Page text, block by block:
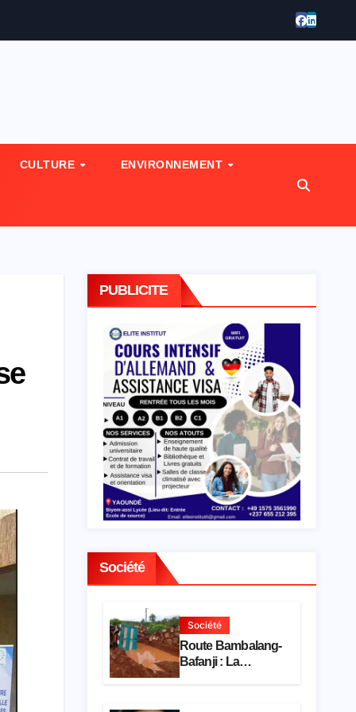
CULTURE ENVIRONNEMENT
PUBLICITE
Société
Société
Route Bambalang-
Bafanji : La
dégradation de
activités